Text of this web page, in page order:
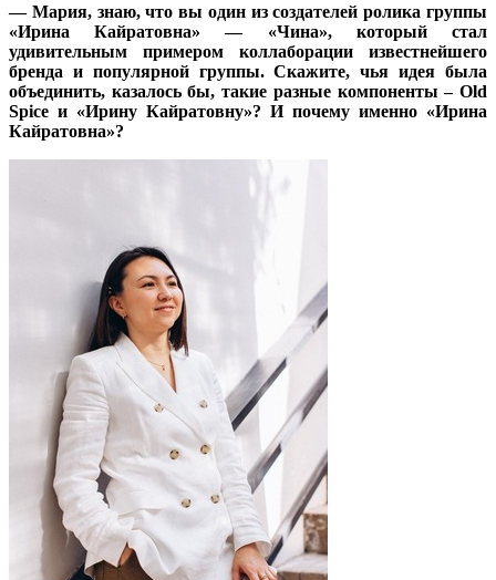
— Мария, знаю, что вы один из создателей ролика группы
«Ирина Кайратовна» — «Чина», который стал
удивительным примером коллаборации известнейшего
бренда и популярной группы. Скажите, чья идея была
объединить, казалось бы, такие разные компоненты – Old
Spice и «Ирину Кайратовну»? И почему именно «Ирина
Кайратовна»?